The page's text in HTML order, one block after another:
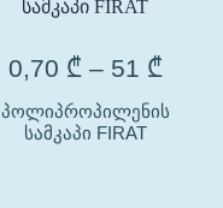
0,70 ₾ – 51 ₾
პოლიპროპილენის
სამკაპი FIRAT